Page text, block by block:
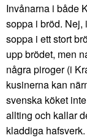
Invånarna i både
soppa i bröd. Nej,
soppa i ett stort
upp brödet, men
några piroger (i
kusinerna kan
svenska köket
allting och kallar
kladdiga